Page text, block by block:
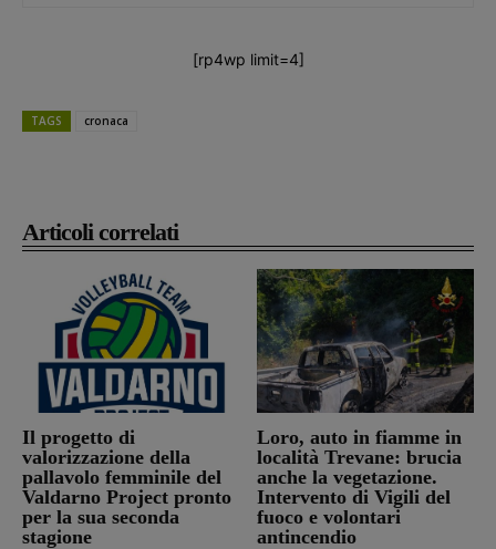
Articoli correlati
Il progetto di
valorizzazione della
pallavolo femminile del
Valdarno Project pronto
per la sua seconda
stagione
Loro, auto in fiamme in
località Trevane: brucia
anche la vegetazione.
Intervento di Vigili del
fuoco e volontari
antincendio
[rp4wp limit=4]
TAGS cronaca